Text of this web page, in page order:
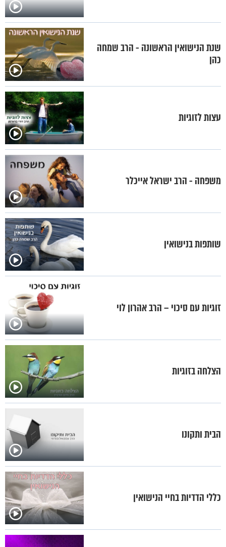
שנת הנישואין הראשונה - הרב שמחה
כהן
עצות לזוגיות
משפחה - הרב ישראל אייכלר
שותפות בנישואין
זוגיות עם סיכוי – הרב אהרון לוי
הצלחה בזוגיות
הבית ותקונו
כללי הדדיות בחיי הנישואין